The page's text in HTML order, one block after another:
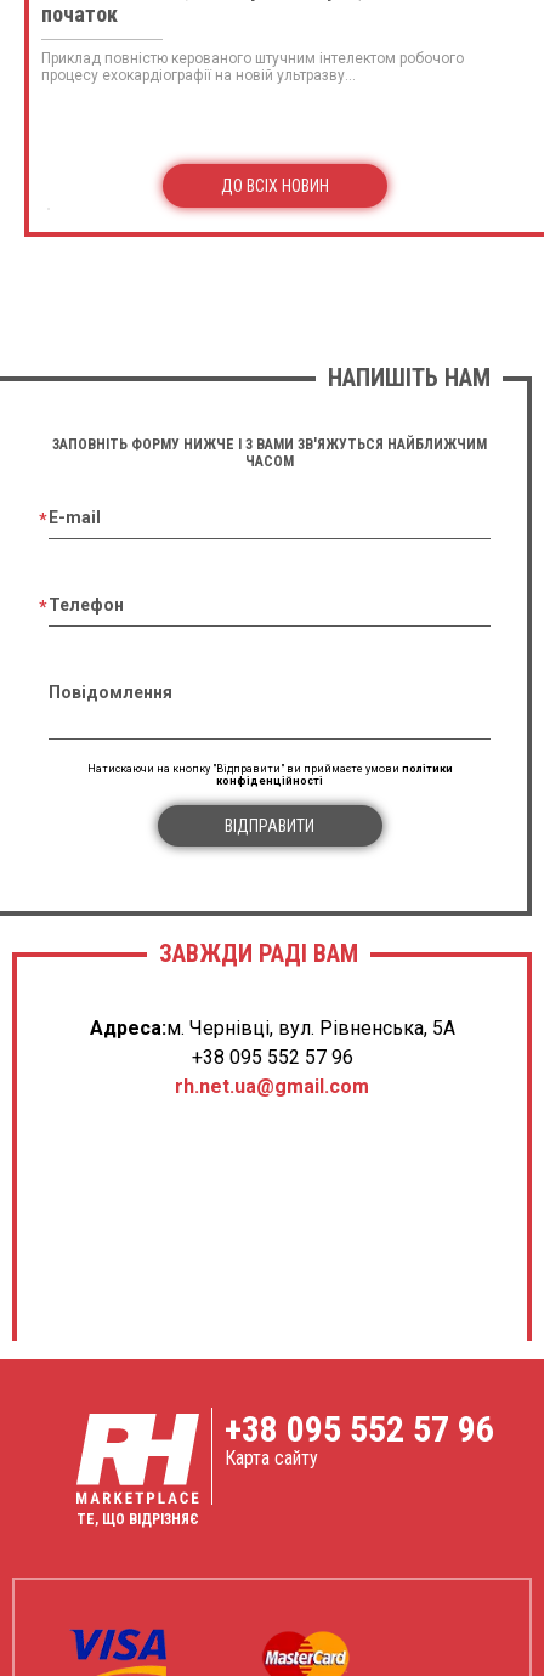
початок
Приклад повністю керованого штучним інтелектом робочого
процесу ехокардіографії на новій ультразву...
ДО ВСІХ НОВИН
НАПИШІТЬ НАМ
ЗАПОВНІТЬ ФОРМУ НИЖЧЕ І З ВАМИ ЗВ'ЯЖУТЬСЯ НАЙБЛИЖЧИМ
ЧАСОМ
E-mail
Телефон
Повідомлення
Натискаючи на кнопку "Відправити" ви приймаєте умови політики
конфіденційності
ВІДПРАВИТИ
ЗАВЖДИ РАДІ ВАМ
Адреса:м. Чернівці, вул. Рівненська, 5А
+38 095 552 57 96
rh.net.ua@gmail.com
ТЕ, ЩО ВІДРІЗНЯЄ
+38 095 552 57 96
Карта сайту